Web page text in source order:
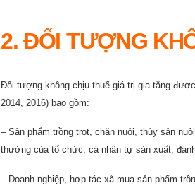
2. ĐỐI TƯỢNG
Đối tượng không chịu thuế giá trị gia tăng
2014, 2016) bao gồm:
– Sản phẩm trồng trọt, chăn nuôi, thủy sản
thường của tổ chức, cá nhân tự sản xuất,
– Doanh nghiệp, hợp tác xã mua sản phẩm